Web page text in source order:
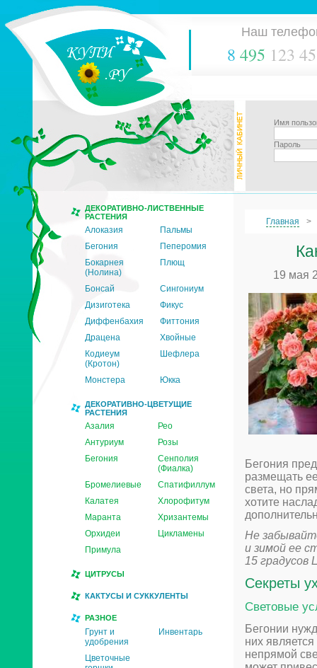
Наш
8 495 123
Имя
Пароль
ДЕКОРАТИВНО-ЛИСТВЕННЫЕ
РАСТЕНИЯ
Алоказия
Пальмы
Бегония
Пеперомия
Бокарнея
(Нолина)
Плющ
Бонсай
Сингониум
Дизиготека
Фикус
Диффенбахия
Фиттония
Драцена
Хвойные
Кодиеум
(Кротон)
Шефлера
Монстера Юкка
ДЕКОРАТИВНО-ЦВЕТУЩИЕ
РАСТЕНИЯ
Азалия
Рео
Антуриум
Розы
Бегония
Сенполия
(Фиалка)
Бромелиевые
Спатифиллум
Калатея
Хлорофитум
Маранта
Хризантемы
Орхидеи
Цикламены
Примула
ЦИТРУСЫ
КАКТУСЫ И СУККУЛЕНТЫ
РАЗНОЕ
Грунт и
удобрения
Инвентарь
Цветочные
Главная
19 мая
Бегония
размещать
света, но
хотите
Не
и зимой ее
15 градусов
Секреты
Световые
Бегонии
них
непрямой